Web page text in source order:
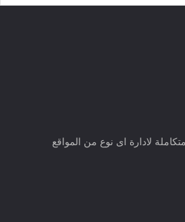
لادارة اى نوع من المواقع